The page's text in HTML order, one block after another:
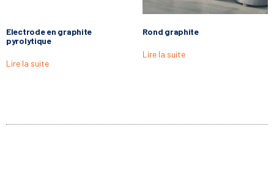
Electrode en graphite
pyrolytique
Lire la suite
Rond graphite
Lire la suite